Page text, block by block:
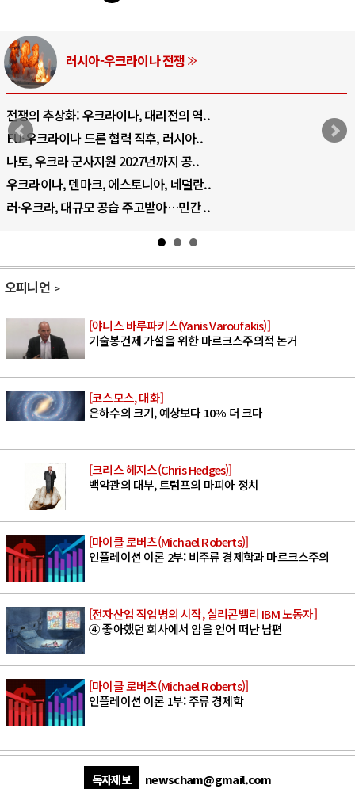
러시아-우크라이나 전쟁
전쟁의 추상화: 우크라이나, 대리전의 역..
EU·우크라이나 드론 협력 직후, 러시아..
나토, 우크라 군사지원 2027년까지 공..
우크라이나, 덴마크, 에스토니아, 네덜란..
러·우크라, 대규모 공습 주고받아…민간 ..
오피니언
[야니스 바루파키스(Yanis Varoufakis)]
기술봉건제 가설을 위한 마르크스주의적 논거
[코스모스, 대화]
은하수의 크기, 예상보다 10% 더 크다
[크리스 헤지스(Chris Hedges)]
백악관의 대부, 트럼프의 마피아 정치
[마이클 로버츠(Michael Roberts)]
인플레이션 이론 2부: 비주류 경제학과 마르크스주의
[전자산업 직업병의 시작, 실리콘밸리 IBM 노동자]
④ 좋아했던 회사에서 암을 얻어 떠난 남편
[마이클 로버츠(Michael Roberts)]
인플레이션 이론 1부: 주류 경제학
독자제보 newscham@gmail.com